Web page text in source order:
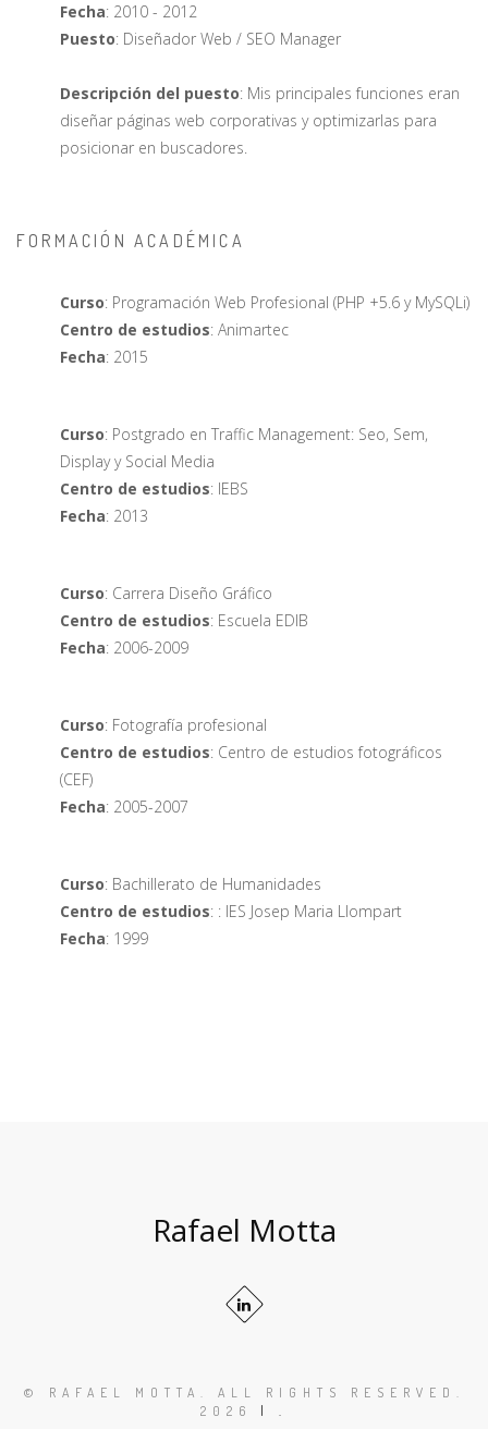
Fecha: 2010 - 2012
Puesto: Diseñador Web / SEO Manager
Descripción del puesto: Mis principales funciones eran
diseñar páginas web corporativas y optimizarlas para
posicionar en buscadores.
FORMACIÓN ACADÉMICA
Curso: Programación Web Profesional (PHP +5.6 y MySQLi)
Centro de estudios: Animartec
Fecha: 2015
Curso: Postgrado en Traffic Management: Seo, Sem,
Display y Social Media
Centro de estudios: IEBS
Fecha: 2013
Curso: Carrera Diseño Gráfico
Centro de estudios: Escuela EDIB
Fecha: 2006-2009
Curso: Fotografía profesional
Centro de estudios: Centro de estudios fotográficos
(CEF)
Fecha: 2005-2007
Curso: Bachillerato de Humanidades
Centro de estudios: : IES Josep Maria Llompart
Fecha: 1999
Rafael Motta
© RAFAEL MOTTA. ALL RIGHTS RESERVED.
2026
| .